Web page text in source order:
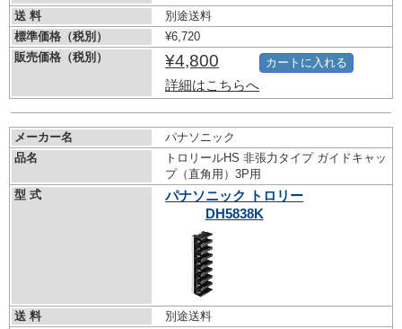
送 料
別途送料
標準価格（税別）
¥6,720
販売価格（税別）
¥4,800
詳細はこちらへ
カートに入れる
メーカー名
パナソニック
品名
トロリールHS 非張力タイプ ガイドキャッ
プ（直角用）3P用
型 式
パナソニック トロリー
DH5838K
送 料
別途送料